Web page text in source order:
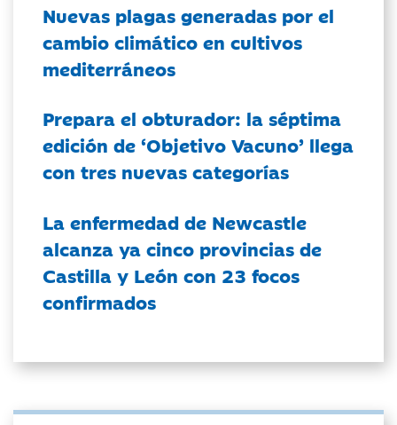
Nuevas plagas generadas por el
cambio climático en cultivos
mediterráneos
Prepara el obturador: la séptima
edición de ‘Objetivo Vacuno’ llega
con tres nuevas categorías
La enfermedad de Newcastle
alcanza ya cinco provincias de
Castilla y León con 23 focos
confirmados